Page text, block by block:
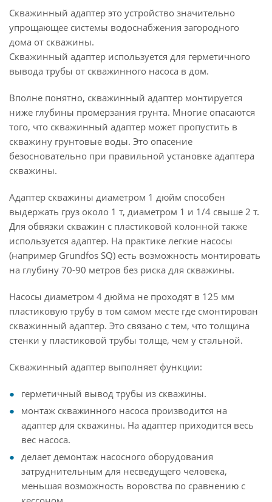
Скважинный адаптер это устройство значительно
упрощающее системы водоснабжения загородного
дома от скважины.
Скважинный адаптер используется для герметичного
вывода трубы от скважинного насоса в дом.
Вполне понятно, скважинный адаптер монтируется
ниже глубины промерзания грунта. Многие опасаются
того, что скважинный адаптер может пропустить в
скважину грунтовые воды. Это опасение
безосновательно при правильной установке адаптера
скважины.
Адаптер скважины диаметром 1 дюйм способен
выдержать груз около 1 т, диаметром 1 и 1/4 свыше 2 т.
Для обвязки скважин с пластиковой колонной также
используется адаптер. На практике легкие насосы
(например Grundfos SQ) есть возможность монтировать
на глубину 70-90 метров без риска для скважины.
Насосы диаметром 4 дюйма не проходят в 125 мм
пластиковую трубу в том самом месте где смонтирован
скважинный адаптер. Это связано с тем, что толщина
стенки у пластиковой трубы толще, чем у стальной.
Скважинный адаптер выполняет функции:
герметичный вывод трубы из скважины.
монтаж скважинного насоса производится на
адаптер для скважины. На адаптер приходится весь
вес насоса.
делает демонтаж насосного оборудования
затруднительным для несведущего человека,
меньшая возможность воровства по сравнению с